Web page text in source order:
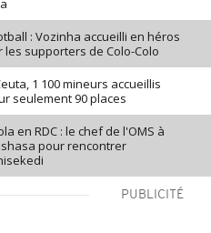
: Vozinha accueilli en héros
les supporters de Colo-Colo
1 100 mineurs accueillis
seulement 90 places
en RDC : le chef de l'OMS à
pour rencontrer
PUBLICITÉ